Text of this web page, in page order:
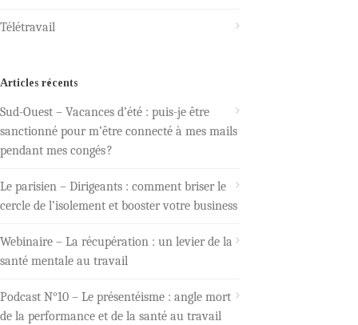
Télétravail
Articles récents
Sud-Ouest – Vacances d’été : puis-je être
sanctionné pour m’être connecté à mes mails
pendant mes congés ?
Le parisien – Dirigeants : comment briser le
cercle de l’isolement et booster votre business
Webinaire – La récupération : un levier de la
santé mentale au travail
Podcast N°10 – Le présentéisme : angle mort
de la performance et de la santé au travail